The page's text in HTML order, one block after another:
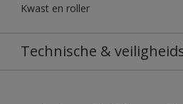
Kwast en roller
Technische &